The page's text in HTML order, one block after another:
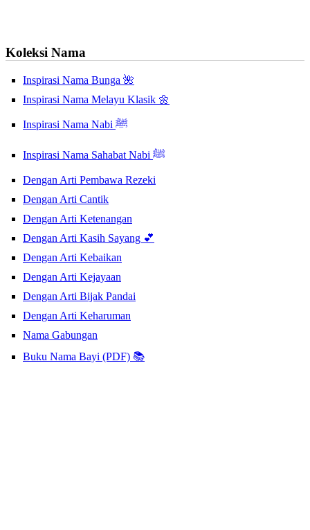
Koleksi Nama
Inspirasi Nama Bunga 🌺
Inspirasi Nama Melayu Klasik 🌼
Inspirasi Nama Nabi ﷺ
Inspirasi Nama Sahabat Nabi ﷺ
Dengan Arti Pembawa Rezeki
Dengan Arti Cantik
Dengan Arti Ketenangan
Dengan Arti Kasih Sayang 💕
Dengan Arti Kebaikan
Dengan Arti Kejayaan
Dengan Arti Bijak Pandai
Dengan Arti Keharuman
Nama Gabungan
Buku Nama Bayi (PDF) 📚